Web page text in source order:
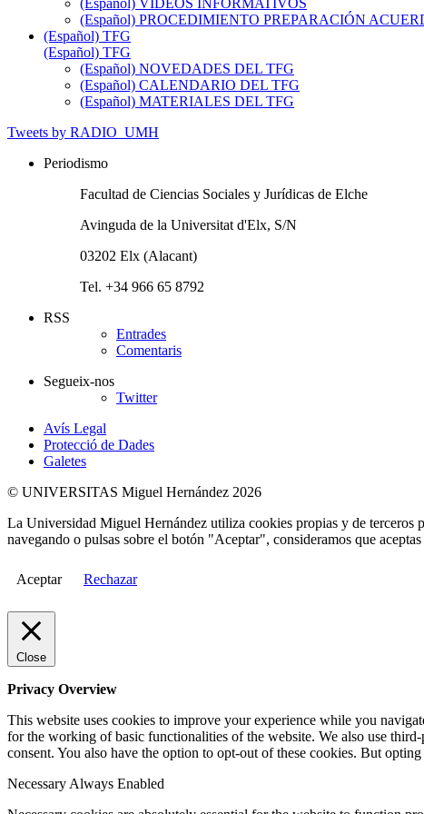
(Español) PROCEDIMIENTO PREPARACIÓN
(Español) TFG
(Español) TFG
(Español) NOVEDADES DEL TFG
(Español) CALENDARIO DEL TFG
(Español) MATERIALES DEL TFG
Tweets by RADIO_UMH
Periodismo
Facultad de Ciencias Sociales y Jurídicas de Elche
Avinguda de la Universitat d'Elx, S/N
03202 Elx (Alacant)
Tel. +34 966 65 8792
RSS
Entrades
Comentaris
Segueix-nos
Twitter
Avís Legal
Protecció de Dades
Galetes
© UNIVERSITAS Miguel Hernández 2026
La Universidad Miguel Hernández utiliza cookies propias y de terceros
navegando o pulsas sobre el botón "Aceptar", consideramos que
Aceptar Rechazar
Close
Privacy Overview
This website uses cookies to improve your experience while you
for the working of basic functionalities of the website. We also use
consent. You also have the option to opt-out of these cookies. But
Necessary Always Enabled